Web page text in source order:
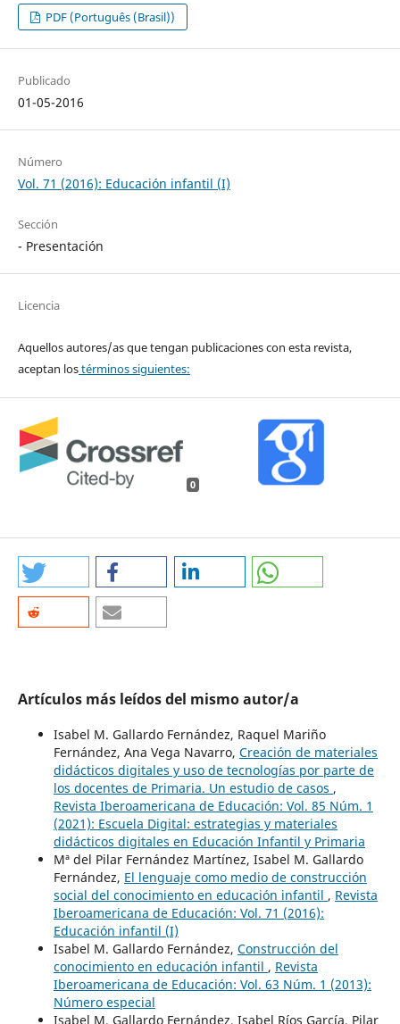
PDF (Português (Brasil))
Publicado
01-05-2016
Número
Vol. 71 (2016): Educación infantil (I)
Sección
- Presentación
Licencia
Aquellos autores/as que tengan publicaciones con esta revista,
aceptan lostérminos siguientes:
0
Artículos más leídos del mismo autor/a
Isabel M. Gallardo Fernández, Raquel Mariño
Fernández, Ana Vega Navarro, Creación de materiales
didácticos digitales y uso de tecnologías por parte de
los docentes de Primaria. Un estudio de casos ,
Revista Iberoamericana de Educación: Vol. 85 Núm. 1
(2021): Escuela Digital: estrategias y materiales
didácticos digitales en Educación Infantil y Primaria
Mª del Pilar Fernández Martínez, Isabel M. Gallardo
Fernández, El lenguaje como medio de construcción
social del conocimiento en educación infantil , Revista
Iberoamericana de Educación: Vol. 71 (2016):
Educación infantil (I)
Isabel M. Gallardo Fernández, Construcción del
conocimiento en educación infantil , Revista
Iberoamericana de Educación: Vol. 63 Núm. 1 (2013):
Número especial
Isabel M. Gallardo Fernández, Isabel Ríos García, Pilar